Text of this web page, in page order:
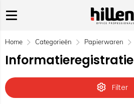
Home Categorieën Papierwaren
Informatieregistratie
Filter